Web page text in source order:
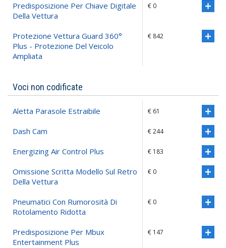
Predisposizione Per Chiave Digitale
Della Vettura
€ 0
Protezione Vettura Guard 360°
Plus - Protezione Del Veicolo
Ampliata
€ 842
Voci non codificate
Aletta Parasole Estraibile € 61
Dash Cam € 244
Energizing Air Control Plus € 183
Omissione Scritta Modello Sul Retro
Della Vettura
€ 0
Pneumatici Con Rumorosità Di
Rotolamento Ridotta
€ 0
Predisposizione Per Mbux
Entertainment Plus
€ 147